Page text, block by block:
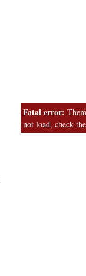
Fatal error:
not load, check